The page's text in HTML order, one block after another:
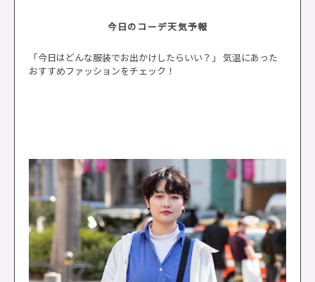
今日のコーデ天気予報
「今日はどんな服装でお出かけしたらいい？」 気温にあった
おすすめファッションをチェック！